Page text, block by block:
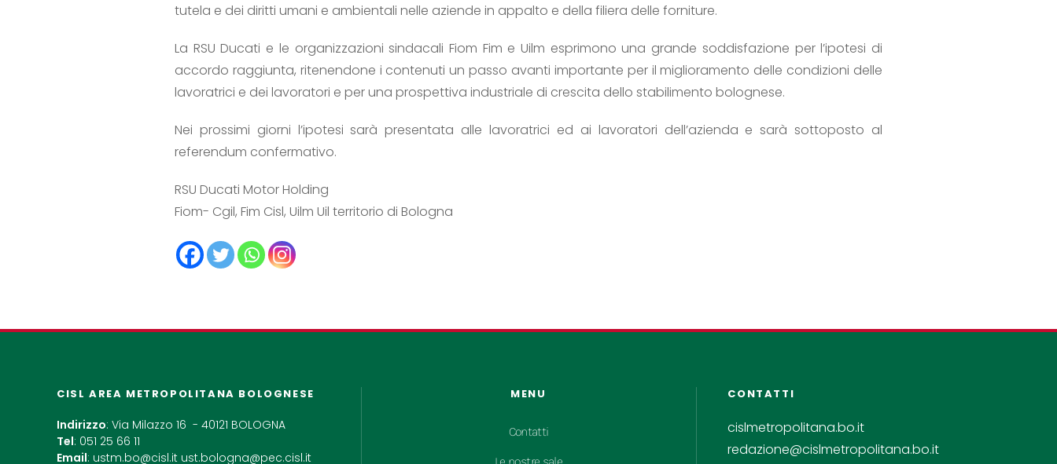
tutela e dei diritti umani e ambientali nelle aziende in appalto e della filiera delle forniture.
La RSU Ducati e le organizzazioni sindacali Fiom Fim e Uilm esprimono una grande soddisfazione per l’ipotesi di
accordo raggiunta, ritenendone i contenuti un passo avanti importante per il miglioramento delle condizioni delle
lavoratrici e dei lavoratori e per una prospettiva industriale di crescita dello stabilimento bolognese.
Nei prossimi giorni l’ipotesi sarà presentata alle lavoratrici ed ai lavoratori dell’azienda e sarà sottoposto al
referendum confermativo.
RSU Ducati Motor Holding
Fiom- Cgil, Fim Cisl, Uilm Uil territorio di Bologna
CISL AREA METROPOLITANA BOLOGNESE
Indirizzo: Via Milazzo 16 - 40121 BOLOGNA
Tel: 051 25 66 11
Email: ustm.bo@cisl.it ust.bologna@pec.cisl.it
MENU
Contatti
CONTATTI
cislmetropolitana.bo.it
redazione@cislmetropolitana.bo.it